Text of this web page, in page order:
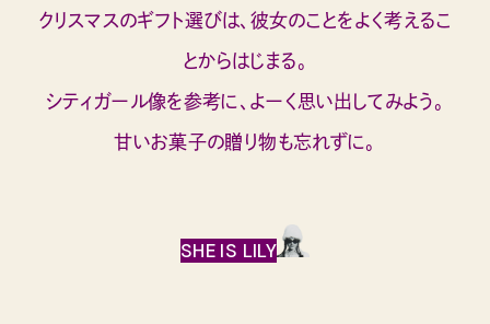
クリスマスのギフト選びは、彼女のことをよく考えるこ
とからはじまる。
シティガール像を参考に、よーく思い出してみよう。
甘いお菓子の贈り物も忘れずに。
SHE IS LILY